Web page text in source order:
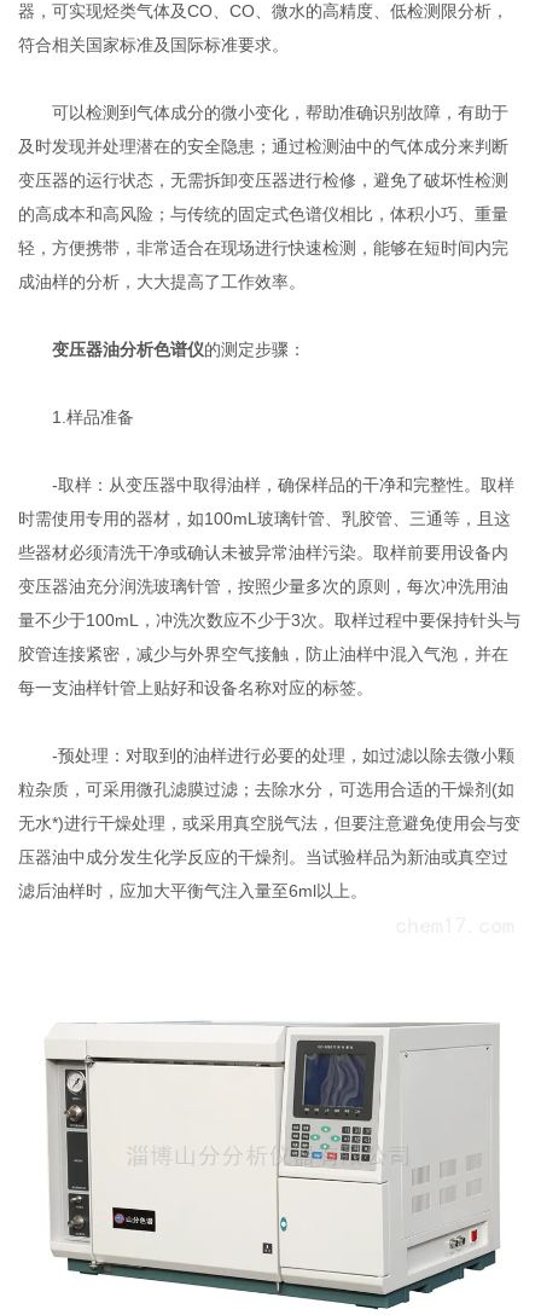
器，可实现烃类气体及CO、CO、微水的高精度、低检测限分析，
符合相关国家标准及国际标准要求。
可以检测到气体成分的微小变化，帮助准确识别故障，有助于
及时发现并处理潜在的安全隐患；通过检测油中的气体成分来判断
变压器的运行状态，无需拆卸变压器进行检修，避免了破坏性检测
的高成本和高风险；与传统的固定式色谱仪相比，体积小巧、重量
轻，方便携带，非常适合在现场进行快速检测，能够在短时间内完
成油样的分析，大大提高了工作效率。
变压器油分析色谱仪的测定步骤：
1.样品准备
-取样：从变压器中取得油样，确保样品的干净和完整性。取样
时需使用专用的器材，如100mL玻璃针管、乳胶管、三通等，且这
些器材必须清洗干净或确认未被异常油样污染。取样前要用设备内
变压器油充分润洗玻璃针管，按照少量多次的原则，每次冲洗用油
量不少于100mL，冲洗次数应不少于3次。取样过程中要保持针头与
胶管连接紧密，减少与外界空气接触，防止油样中混入气泡，并在
每一支油样针管上贴好和设备名称对应的标签。
-预处理：对取到的油样进行必要的处理，如过滤以除去微小颗
粒杂质，可采用微孔滤膜过滤；去除水分，可选用合适的干燥剂(如
无水*)进行干燥处理，或采用真空脱气法，但要注意避免使用会与变
压器油中成分发生化学反应的干燥剂。当试验样品为新油或真空过
滤后油样时，应加大平衡气注入量至6ml以上。